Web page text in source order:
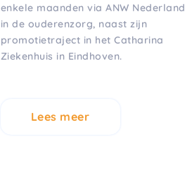
enkele maanden via ANW Nederland
in de ouderenzorg, naast zijn
promotietraject in het Catharina
Ziekenhuis in Eindhoven.
Lees meer